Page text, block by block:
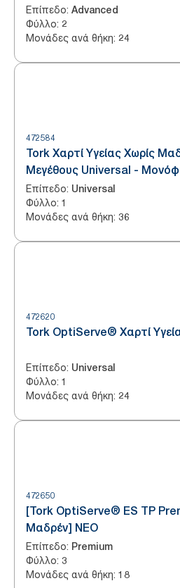
Επίπεδο: Advanced
Φύλλο: 2
Μονάδες ανά θήκη: 24
472584
Tork Χαρτί Υγείας Χωρίς
Μεγέθους Universal -
Επίπεδο: Universal
Φύλλο: 1
Μονάδες ανά θήκη: 36
472620
Tork OptiServe® Χαρτί
Επίπεδο: Universal
Φύλλο: 1
Μονάδες ανά θήκη: 24
472650
[Tork OptiServe® ES TP
Μαδρέν] ΝΕΟ
Επίπεδο: Premium
Φύλλο: 3
Μονάδες ανά θήκη: 18